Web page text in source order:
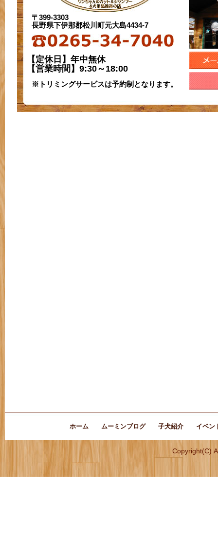
〒399-3303
長野県下伊那郡松川町元大島4434-7
【定休日】年中無休
【営業時間】9:30～18:00
※トリミングサービスは予約制となります。
ホーム ムーミンブログ 子犬紹介 イベン
Copyright(C)